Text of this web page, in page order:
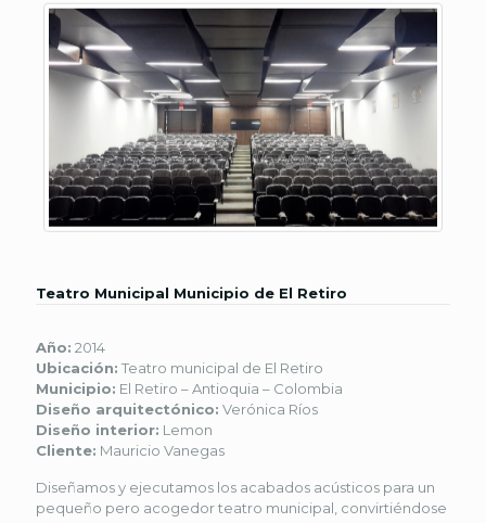
Teatro Municipal Municipio de El Retiro
Año: 2014
Ubicación: Teatro municipal de El Retiro
Municipio: El Retiro – Antioquia – Colombia
Diseño arquitectónico: Verónica Ríos
Diseño interior: Lemon
Cliente: Mauricio Vanegas
Diseñamos y ejecutamos los acabados acústicos para un
pequeño pero acogedor teatro municipal, convirtiéndose